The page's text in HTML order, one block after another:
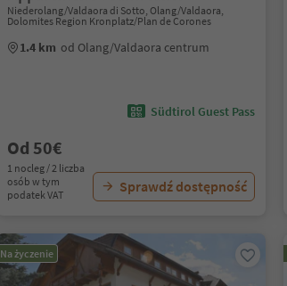
Niederolang/Valdaora di Sotto, Olang/Valdaora,
Dolomites Region Kronplatz/Plan de Corones
1.4 km od Olang/Valdaora centrum
Südtirol Guest Pass
Od 50€
1 nocleg / 2 liczba
osób w tym
podatek VAT
Sprawdź dostępność
Na życzenie